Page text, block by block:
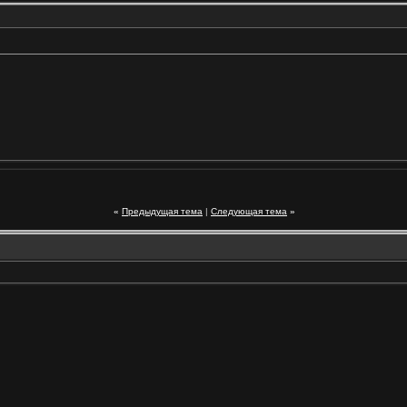
« Предыдущая тема | Следующая тема »